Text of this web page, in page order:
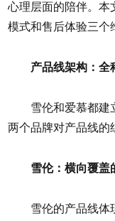
心理层面的陪伴。本
模式和售后体验三个
产品线架构：全
雪伦和爱慕都建
两个品牌对产品线的
雪伦：横向覆
雪伦的产品线体